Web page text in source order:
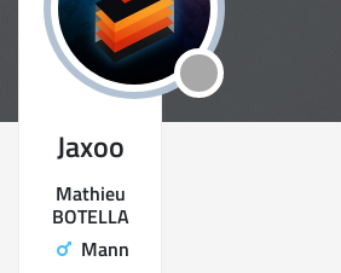
Jaxoo
Mathieu
BOTELLA
Mann